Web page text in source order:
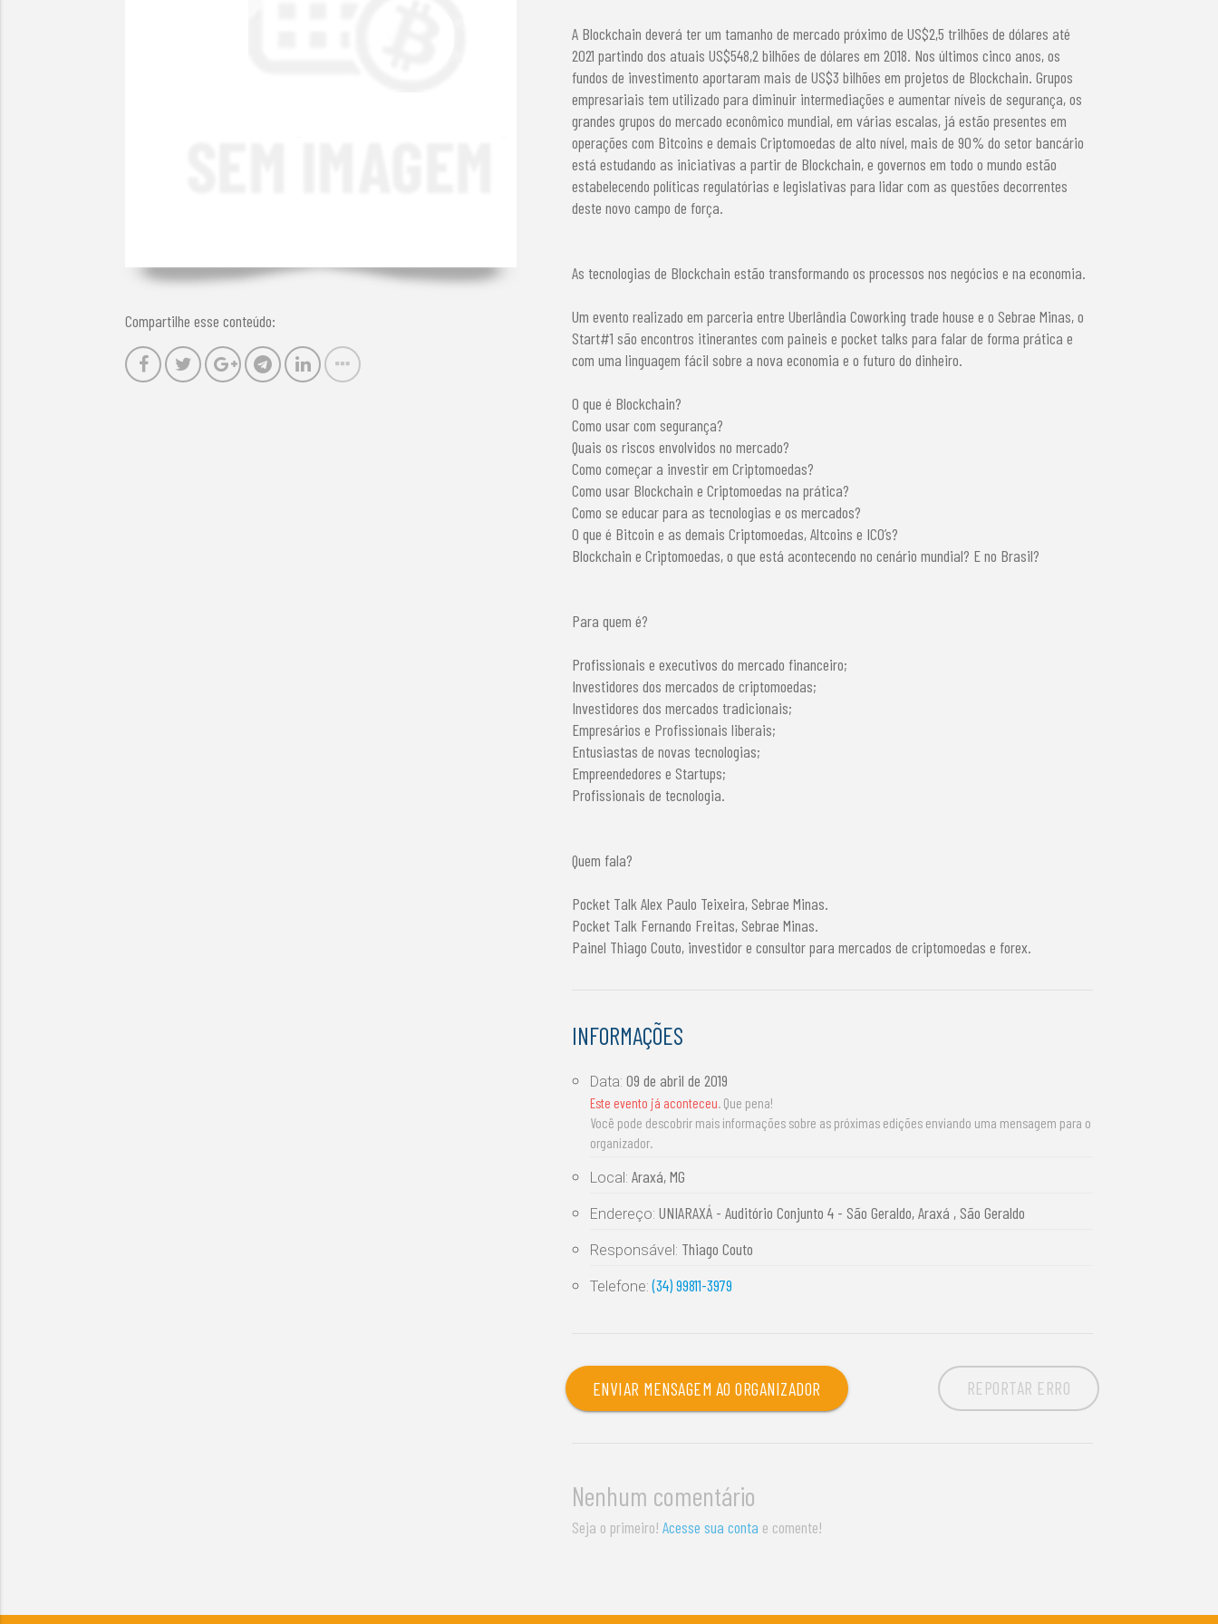
Compartilhe esse conteúdo:
A Blockchain deverá ter um tamanho de mercado próximo de US$2,5 trilhões de dólares até
2021 partindo dos atuais US$548,2 bilhões de dólares em 2018. Nos últimos cinco anos, os
fundos de investimento aportaram mais de US$3 bilhões em projetos de Blockchain. Grupos
empresariais tem utilizado para diminuir intermediações e aumentar níveis de segurança, os
grandes grupos do mercado econômico mundial, em várias escalas, já estão presentes em
operações com Bitcoins e demais Criptomoedas de alto nível, mais de 90% do setor bancário
está estudando as iniciativas a partir de Blockchain, e governos em todo o mundo estão
estabelecendo políticas regulatórias e legislativas para lidar com as questões decorrentes
deste novo campo de força.
As tecnologias de Blockchain estão transformando os processos nos negócios e na economia.
Um evento realizado em parceria entre Uberlândia Coworking trade house e o Sebrae Minas, o
Start#1 são encontros itinerantes com paineis e pocket talks para falar de forma prática e
com uma linguagem fácil sobre a nova economia e o futuro do dinheiro.
O que é Blockchain?
Como usar com segurança?
Quais os riscos envolvidos no mercado?
Como começar a investir em Criptomoedas?
Como usar Blockchain e Criptomoedas na prática?
Como se educar para as tecnologias e os mercados?
O que é Bitcoin e as demais Criptomoedas, Altcoins e ICO’s?
Blockchain e Criptomoedas, o que está acontecendo no cenário mundial? E no Brasil?
Para quem é?
Profissionais e executivos do mercado financeiro;
Investidores dos mercados de criptomoedas;
Investidores dos mercados tradicionais;
Empresários e Profissionais liberais;
Entusiastas de novas tecnologias;
Empreendedores e Startups;
Profissionais de tecnologia.
Quem fala?
Pocket Talk Alex Paulo Teixeira, Sebrae Minas.
Pocket Talk Fernando Freitas, Sebrae Minas.
Painel Thiago Couto, investidor e consultor para mercados de criptomoedas e forex.
INFORMAÇÕES
Data:09 de abril de 2019
Este evento já aconteceu. Que pena!
Você pode descobrir mais informações sobre as próximas edições enviando uma mensagem para o
organizador.
Local:Araxá, MG
Endereço:UNIARAXÁ - Auditório Conjunto 4 - São Geraldo, Araxá , São Geraldo
Responsável: Thiago Couto
Telefone:(34) 99811-3979
ENVIAR MENSAGEM AO ORGANIZADOR REPORTAR ERRO
Nenhum comentário
Seja o primeiro!Acesse sua conta e comente!